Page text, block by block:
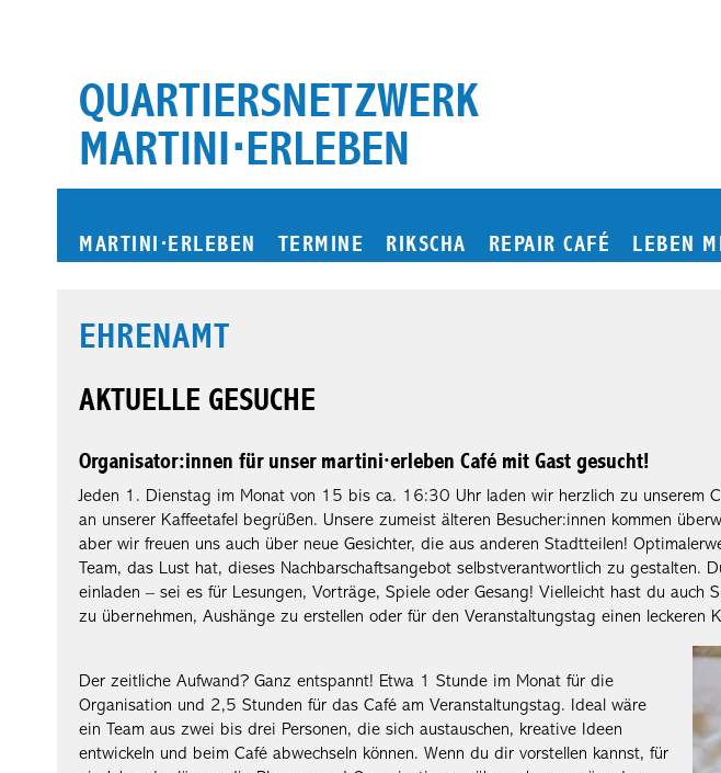
springen
QUARTIERSNETZWERK
MARTINI⋅ERLEBEN
MARTINI ⋅ERLEBEN TERMINE RIKSCHA REPAIR CAFÉ LEBEN
EHRENAMT
AKTUELLE GESUCHE
Organisator:innen für unser martini·erleben Café mit Gast gesucht!
Jeden 1. Dienstag im Monat von 15 bis ca. 16:30 Uhr laden wir herzlich zu unserem
an unserer Kaffeetafel begrüßen. Unsere zumeist älteren Besucher:innen kommen
aber wir freuen uns auch über neue Gesichter, die aus anderen Stadtteilen!
Team, das Lust hat, dieses Nachbarschaftsangebot selbstverantwortlich zu gestalten.
einladen – sei es für Lesungen, Vorträge, Spiele oder Gesang! Vielleicht hast du auch
zu übernehmen, Aushänge zu erstellen oder für den Veranstaltungstag einen leckeren
Der zeitliche Aufwand? Ganz entspannt! Etwa 1 Stunde im Monat für die
Organisation und 2,5 Stunden für das Café am Veranstaltungstag. Ideal wäre
ein Team aus zwei bis drei Personen, die sich austauschen, kreative Ideen
entwickeln und beim Café abwechseln können. Wenn du dir vorstellen kannst, für